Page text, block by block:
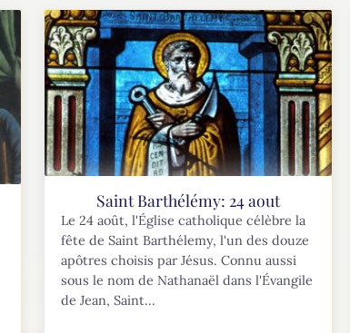
Saint Barthélémy: 24 aout
Le 24 août, l'Église catholique célèbre la
fête de Saint Barthélemy, l'un des douze
apôtres choisis par Jésus. Connu aussi
sous le nom de Nathanaël dans l'Évangile
de Jean, Saint...